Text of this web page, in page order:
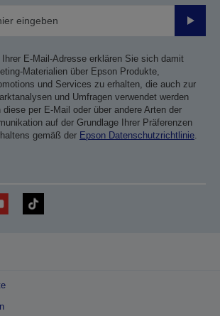
E-Mail-Adresse erklären Sie sich damit
Materialien über Epson Produkte,
und Services zu erhalten, die auch zur
und Umfragen verwendet werden
per E-Mail oder über andere Arten der
auf der Grundlage Ihrer Präferenzen
gemäß der Epson Datenschutzrichtlinie